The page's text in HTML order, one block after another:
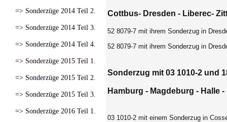
=> Sonderzüge 2014 Teil 2.
=> Sonderzüge 2014 Teil 3.
=> Sonderzüge 2014 Teil 4.
=> Sonderzüge 2015 Teil 1.
=> Sonderzüge 2015 Teil 2.
=> Sonderzüge 2015 Teil 3.
=> Sonderzüge 2016 Teil 1.
Cottbus- Dresden - Liberec-
52 8079-7 mit ihrem Sonderzug in
52 8079-7 mit ihrem Sonderzug in
Sonderzug mit 03 1010-2 und
Hamburg - Magdeburg - Halle
03 1010-2 mit einem Sonderzug in